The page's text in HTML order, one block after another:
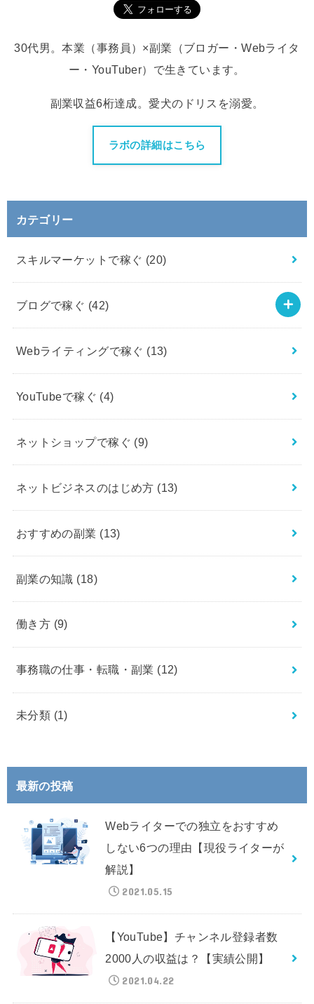
30代男。本業（事務員）×副業（ブロガー・Webライタ
ー・YouTuber）で生きています。
副業収益6桁達成。愛犬のドリスを溺愛。
ラボの詳細はこちら
カテゴリー
スキルマーケットで稼ぐ (20)
ブログで稼ぐ (42)
Webライティングで稼ぐ (13)
YouTubeで稼ぐ (4)
ネットショップで稼ぐ (9)
ネットビジネスのはじめ方 (13)
おすすめの副業 (13)
副業の知識 (18)
働き方 (9)
事務職の仕事・転職・副業 (12)
未分類 (1)
最新の投稿
Webライターでの独立をおすすめ
しない6つの理由【現役ライターが
解説】
2021.05.15
【YouTube】チャンネル登録者数
2000人の収益は？【実績公開】
2021.04.22